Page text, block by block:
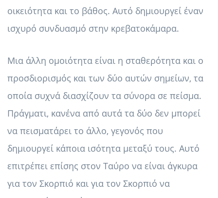
οικειότητα και το βάθος. Αυτό δημιουργεί έναν
ισχυρό συνδυασμό στην κρεβατοκάμαρα.
Μια άλλη ομοιότητα είναι η σταθερότητα και ο
προσδιορισμός και των δύο αυτών σημείων, τα
οποία συχνά διασχίζουν τα σύνορα σε πείσμα.
Πράγματι, κανένα από αυτά τα δύο δεν μπορεί
να πεισματάρει το άλλο, γεγονός που
δημιουργεί κάποια ισότητα μεταξύ τους. Αυτό
επιτρέπει επίσης στον Ταύρο να είναι άγκυρα
για τον Σκορπιό και για τον Σκορπιό να